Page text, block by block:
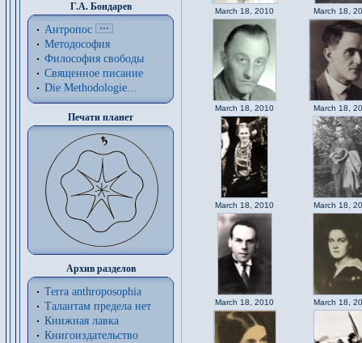
Г.А. Бондарев
Антропос
Методософия
Философия cвободы
Священное писание
Die Methodologie...
Печати планет
Архив разделов
Terra anthroposophia
Талантам предела нет
Книжная лавка
Книгоиздательство
March 18, 2010 March 18,
March 18, 2010 March 18,
March 18, 2010 March 18,
March 18, 2010 March 18,